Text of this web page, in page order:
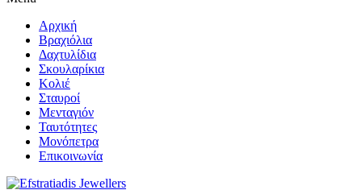
Αρχική
Βραχιόλια
Δαχτυλίδια
Σκουλαρίκια
Κολιέ
Σταυροί
Μενταγιόν
Ταυτότητες
Μονόπετρα
Επικοινωνία